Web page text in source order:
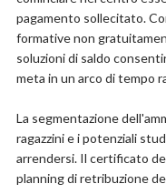
pagamento sollecitato.
formative non
soluzioni di saldo
meta in un arco di tempo
La segmentazione
ragazzini e i potenziali
arrendersi. Il certificato
planning di retribuzione